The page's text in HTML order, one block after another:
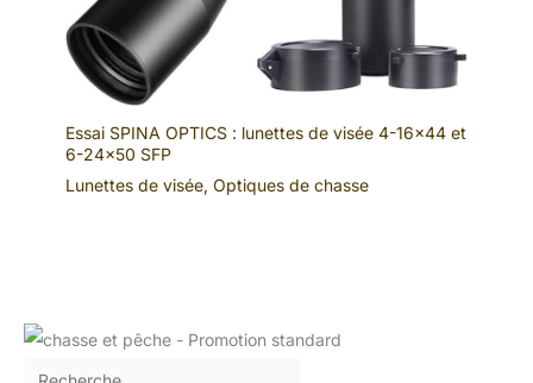
Essai SPINA OPTICS : lunettes de visée 4-16×44 et
6-24×50 SFP
Lunettes de visée, Optiques de chasse